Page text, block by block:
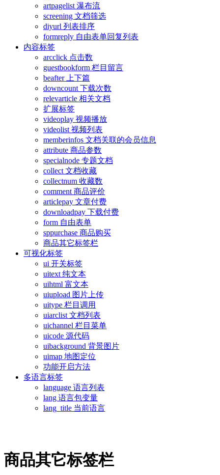
artpagelist 瀑布流
screening 文档筛选
diyurl 列表排序
formreply 自由表单回复列表
内容标签
arcclick 点击数
guestbookform 栏目留言
beafter 上下篇
downcount 下载次数
relevarticle 相关文档
扩展标签
videoplay 视频播放
videolist 视频列表
memberinfos 文档关联的会员信息
attribute 商品参数
specialnode 专题文档
collect 文档收藏
collectnum 收藏数
comment 商品评价
articlepay 文章付费
downloadpay 下载付费
form 自由表单
sppurchase 商品购买
商品其它标签栏
可视化标签
ui 开关标签
uitext 纯文本
uihtml 富文本
uiupload 图片上传
uitype 栏目调用
uiarclist 文档列表
uichannel 栏目菜单
uicode 源代码
uibackground 背景图片
uimap 地图定位
功能开启方法
多语言标签
language 语言列表
lang 语言包变量
lang_title 当前语言
商品其它标签栏